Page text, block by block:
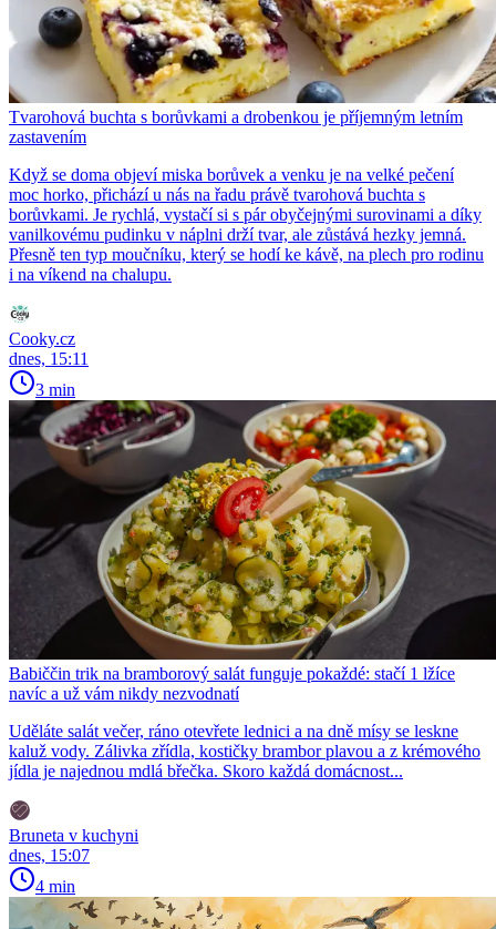
Tvarohová buchta s borůvkami a drobenkou je příjemným letním
zastavením
Když se doma objeví miska borůvek a venku je na velké pečení
moc horko, přichází u nás na řadu právě tvarohová buchta s
borůvkami. Je rychlá, vystačí si s pár obyčejnými surovinami a díky
vanilkovému pudinku v náplni drží tvar, ale zůstává hezky jemná.
Přesně ten typ moučníku, který se hodí ke kávě, na plech pro rodinu
i na víkend na chalupu.
Cooky.cz
dnes, 15:11
3 min
Babiččin trik na bramborový salát funguje pokaždé: stačí 1 lžíce
navíc a už vám nikdy nezvodnatí
Uděláte salát večer, ráno otevřete lednici a na dně mísy se leskne
kaluž vody. Zálivka zřídla, kostičky brambor plavou a z krémového
jídla je najednou mdlá břečka. Skoro každá domácnost...
Bruneta v kuchyni
dnes, 15:07
4 min